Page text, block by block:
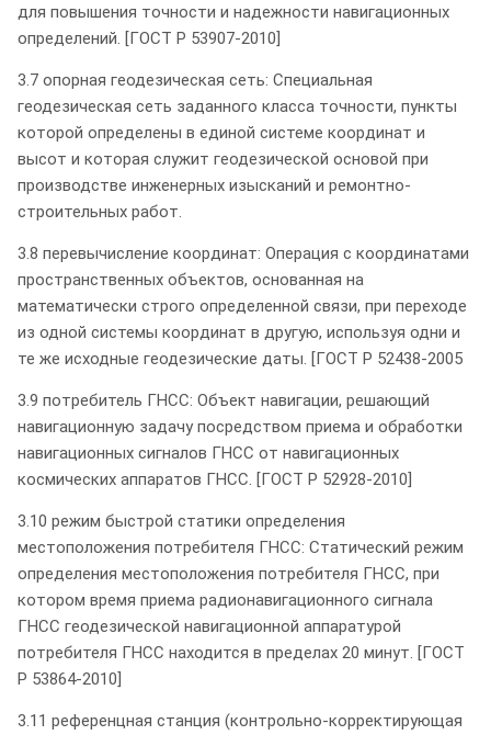
для повышения точности и надежности навигационных
определений. [ГОСТ Р 53907-2010]
3.7 опорная геодезическая сеть: Специальная
геодезическая сеть заданного класса точности, пункты
которой определены в единой системе координат и
высот и которая служит геодезической основой при
производстве инженерных изысканий и ремонтно-
строительных работ.
3.8 перевычисление координат: Операция с координатами
пространственных объектов, основанная на
математически строго определенной связи, при переходе
из одной системы координат в другую, используя одни и
те же исходные геодезические даты. [ГОСТ Р 52438-2005
3.9 потребитель ГНСС: Объект навигации, решающий
навигационную задачу посредством приема и обработки
навигационных сигналов ГНСС от навигационных
космических аппаратов ГНСС. [ГОСТ Р 52928-2010]
3.10 режим быстрой статики определения
местоположения потребителя ГНСС: Статический режим
определения местоположения потребителя ГНСС, при
котором время приема радионавигационного сигнала
ГНСС геодезической навигационной аппаратурой
потребителя ГНСС находится в пределах 20 минут. [ГОСТ
Р 53864-2010]
3.11 референцная станция (контрольно-корректирующая